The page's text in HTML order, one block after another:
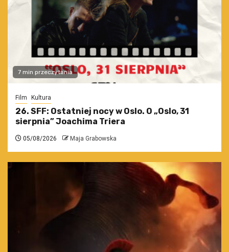
7 min przeczytania
Film Kultura
26. SFF: Ostatniej nocy w Oslo. O „Oslo, 31
sierpnia” Joachima Triera
05/08/2026 Maja Grabowska